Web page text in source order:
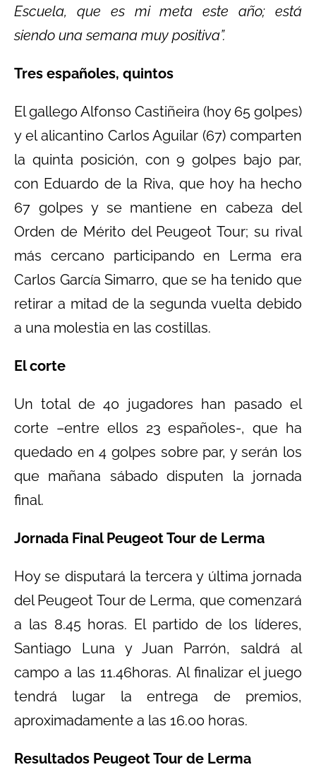
Escuela, que es mi meta este año; está
siendo una semana muy positiva”.
Tres españoles, quintos
El gallego Alfonso Castiñeira (hoy 65 golpes)
y el alicantino Carlos Aguilar (67) comparten
la quinta posición, con 9 golpes bajo par,
con Eduardo de la Riva, que hoy ha hecho
67 golpes y se mantiene en cabeza del
Orden de Mérito del Peugeot Tour; su rival
más cercano participando en Lerma era
Carlos García Simarro, que se ha tenido que
retirar a mitad de la segunda vuelta debido
a una molestia en las costillas.
El corte
Un total de 40 jugadores han pasado el
corte –entre ellos 23 españoles-, que ha
quedado en 4 golpes sobre par, y serán los
que mañana sábado disputen la jornada
final.
Jornada Final Peugeot Tour de Lerma
Hoy se disputará la tercera y última jornada
del Peugeot Tour de Lerma, que comenzará
a las 8.45 horas. El partido de los líderes,
Santiago Luna y Juan Parrón, saldrá al
campo a las 11.46horas. Al finalizar el juego
tendrá lugar la entrega de premios,
aproximadamente a las 16.00 horas.
Resultados Peugeot Tour de Lerma